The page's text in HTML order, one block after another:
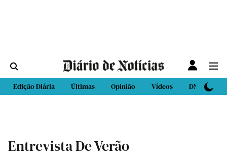
Edição Diária Últimas Opinião Vídeos DN Sport
Entrevista De Verão